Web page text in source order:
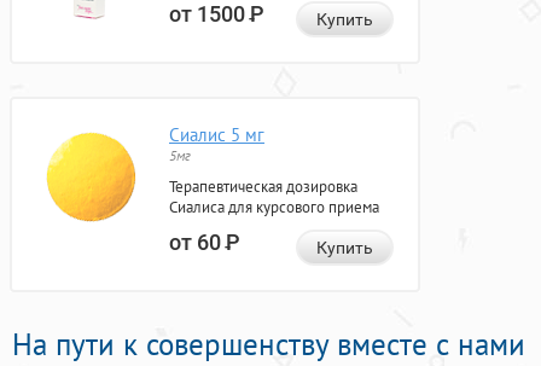
от 1500Р Купить
Сиалис 5 мг
5мг
Терапевтическая дозировка
Сиалиса для курсового приема
от 60Р Купить
На пути к совершенству вместе с нами